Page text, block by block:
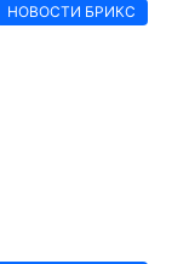
НОВОСТИ БРИКС